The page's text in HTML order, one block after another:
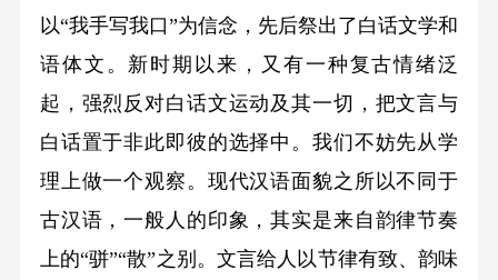
以“我手写我口”为信念，先后祭出了白话文学和
语体文。新时期以来，又有一种复古情绪泛
起，强烈反对白话文运动及其一切，把文言与
白话置于非此即彼的选择中。我们不妨先从学
理上做一个观察。现代汉语面貌之所以不同于
古汉语，一般人的印象，其实是来自韵律节奏
上的“骈”“散”之别。文言给人以节律有致、韵味